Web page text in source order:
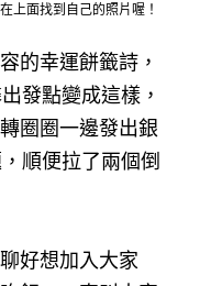
上面找到自己的照片喔！
的幸運餅籤詩，
發點變成這樣，
圈圈一邊發出銀
順便拉了兩個倒
好想加入大家